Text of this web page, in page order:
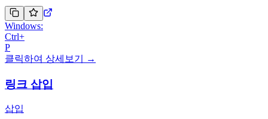
Windows:
Ctrl+
P
클릭하여 상세보기 →
링크 삽입
삽입